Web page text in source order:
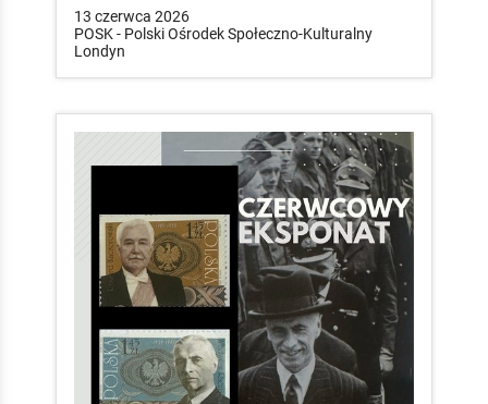
13 czerwca 2026
POSK - Polski Ośrodek Społeczno-Kulturalny
Londyn